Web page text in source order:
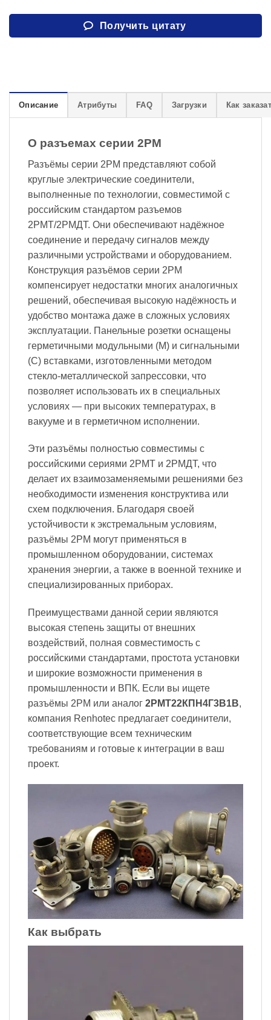
Получить цитату
Описание Атрибуты FAQ Загрузки Как
О разъемах серии 2PM
Разъёмы серии 2PM представляют собой
круглые электрические соединители,
выполненные по технологии, совместимой с
российским стандартом разъемов
2РМТ/2РМДТ. Они обеспечивают надёжное
соединение и передачу сигналов между
различными устройствами и оборудованием.
Конструкция разъёмов серии 2PM
компенсирует недостатки многих аналогичных
решений, обеспечивая высокую надёжность и
удобство монтажа даже в сложных условиях
эксплуатации. Панельные розетки оснащены
герметичными модульными (М) и сигнальными
(С) вставками, изготовленными методом
стекло-металлической запрессовки, что
позволяет использовать их в специальных
условиях — при высоких температурах, в
вакууме и в герметичном исполнении.
Эти разъёмы полностью совместимы с
российскими сериями 2РМТ и 2РМДТ, что
делает их взаимозаменяемыми решениями без
необходимости изменения конструктива или
схем подключения. Благодаря своей
устойчивости к экстремальным условиям,
разъёмы 2PM могут применяться в
промышленном оборудовании, системах
хранения энергии, а также в военной технике и
специализированных приборах.
Преимуществами данной серии являются
высокая степень защиты от внешних
воздействий, полная совместимость с
российскими стандартами, простота установки
и широкие возможности применения в
промышленности и ВПК. Если вы ищете
разъёмы 2PM или аналог 2РМТ22КПН4Г3В1В,
компания Renhotec предлагает соединители,
соответствующие всем техническим
требованиям и готовые к интеграции в ваш
проект.
Как выбрать